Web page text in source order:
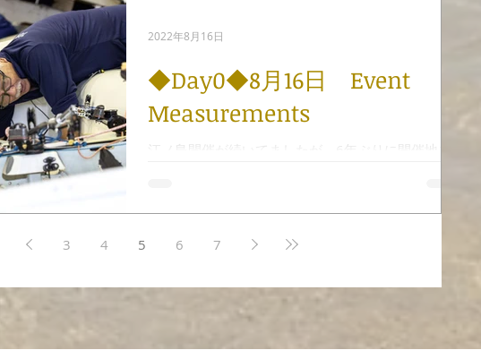
◆Day0◆8月16日 Event
Measurements
江ノ島開催が続いてましたが、6年ぶりに開催地を
者の皆さま、ありがとうございます。 今大会のエン
影響で数艇は無念の不参加となってしまい...
2022年8月16日
3 4 5 6 7